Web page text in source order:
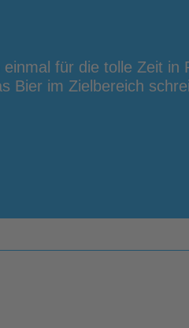
für die tolle Zeit
Bier im Zielbereich